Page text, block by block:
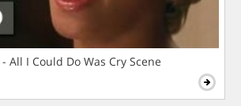
All I Could Do Was Cry Scene